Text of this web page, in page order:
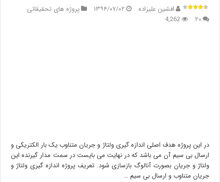
افشین علیزاده ۱۳۹۴/۰۷/۰۲
پروژه های تحقیقاتی
۲۰
4,262
در این پروژه هدف اصلی اندازه گیری ولتاژ و جریان متناوب یک بار الکتریکی و
ارسال بی سیم آن می باشد که در نهایت می بایست در سمت مدار گیرنده این
ولتاژ و جریان بصورت آنالوگ بازسازی شود. تعریف پروژه اندازه گیری ولتاژ و
جریان متناوب و ارسال بی سیم …